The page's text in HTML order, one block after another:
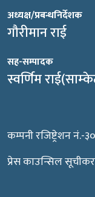
अध्यक्ष/प्रबन्धनिर्देशक
गौरीमान राई
सह-सम्पादक
स्वर्णिम
कम्पनी रजिष्ट्रेशन
प्रेस काउन्सिल